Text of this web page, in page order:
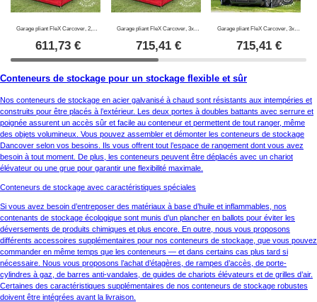
Garage pliant FleX Carcover, 2,5x5m, Rouge
611,73 €
Garage pliant FleX Carcover, 3x6m, Rouge
715,41€
Garage pliant FleX Carcover, 3x6m, Noir
715,41€
Conteneurs de stockage pour un stockage flexible et sûr
Nos conteneurs de stockage en acier galvanisé à chaud sont résistants aux intempéries et
construits pour être placés à l’extérieur. Les deux portes à doubles battants avec serrure et
poignée assurent un accès sûr et facile au conteneur et permettent de tout ranger, même
des objets volumineux. Vous pouvez assembler et démonter les conteneurs de stockage
Dancover selon vos besoins. Ils vous offrent tout l’espace de rangement dont vous avez
besoin à tout moment. De plus, les conteneurs peuvent être déplacés avec un chariot
élévateur ou une grue pour garantir une flexibilité maximale.
Conteneurs de stockage avec caractéristiques spéciales
Si vous avez besoin d’entreposer des matériaux à base d’huile et inflammables, nos
contenants de stockage écologique sont munis d’un plancher en ballots pour éviter les
déversements de produits chimiques et plus encore. En outre, nous vous proposons
différents accessoires supplémentaires pour nos conteneurs de stockage, que vous pouvez
commander en même temps que les conteneurs — et dans certains cas plus tard si
nécessaire. Nous vous proposons l’achat d’étagères, de rampes d’accès, de porte-
cylindres à gaz, de barres anti-vandales, de guides de chariots élévateurs et de grilles d’air.
Certaines des caractéristiques supplémentaires de nos conteneurs de stockage robustes
doivent être intégrées avant la livraison.